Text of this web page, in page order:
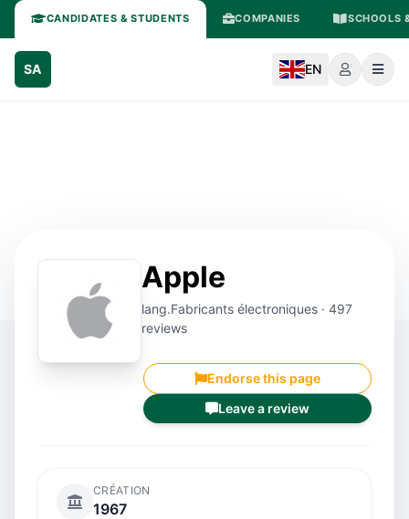
CANDIDATES & STUDENTS COMPANIES SCHOOLS
SA EN
Apple
lang.Fabricants électroniques · 497
reviews
Endorse this page
Leave a review
CRÉATION
1967